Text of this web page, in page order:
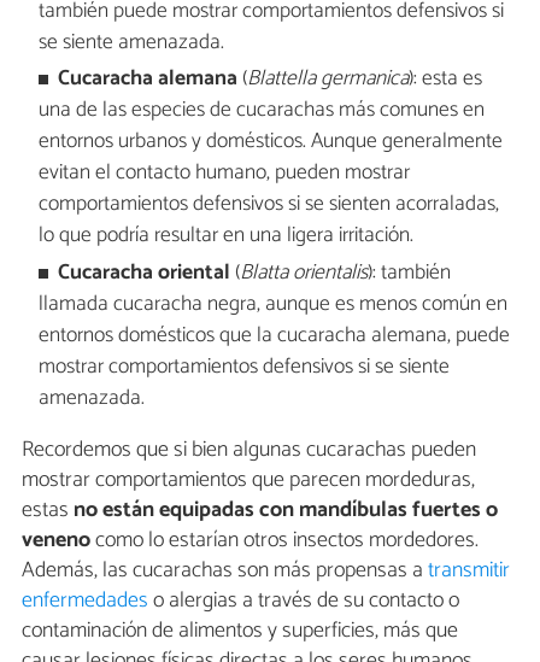
también puede mostrar comportamientos defensivos si
se siente amenazada.
Cucaracha alemana (Blattella germanica): esta es
una de las especies de cucarachas más comunes en
entornos urbanos y domésticos. Aunque generalmente
evitan el contacto humano, pueden mostrar
comportamientos defensivos si se sienten acorraladas,
lo que podría resultar en una ligera irritación.
Cucaracha oriental (Blatta orientalis): también
llamada cucaracha negra, aunque es menos común en
entornos domésticos que la cucaracha alemana, puede
mostrar comportamientos defensivos si se siente
amenazada.
Recordemos que si bien algunas cucarachas pueden
mostrar comportamientos que parecen mordeduras,
estas no están equipadas con mandíbulas fuertes o
venenocomo lo estarían otros insectos mordedores.
Además, las cucarachas son más propensas atransmitir
enfermedadeso alergias a través de su contacto o
contaminación de alimentos y superficies, más que